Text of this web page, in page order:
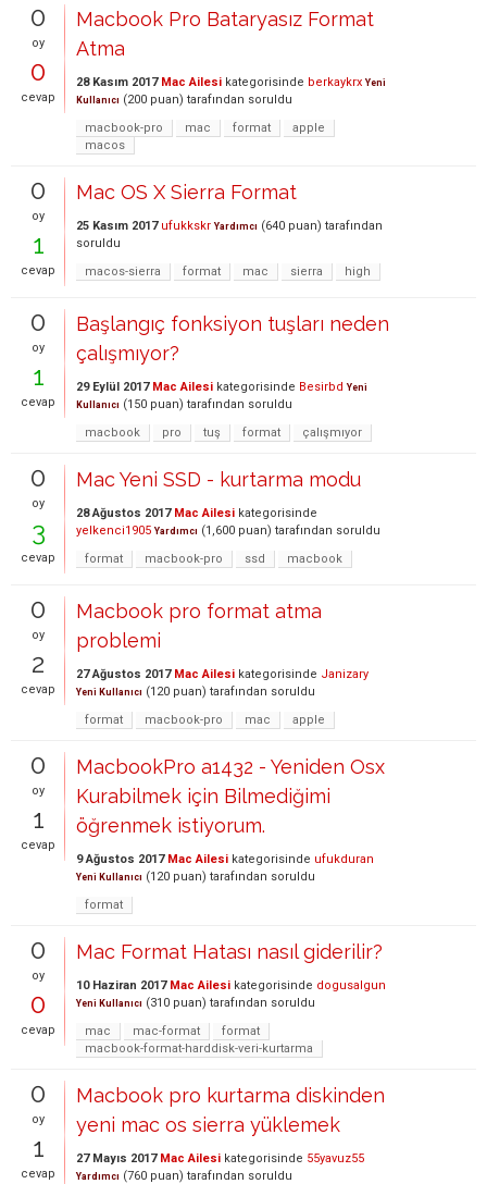
0
oy
0
cevap
Macbook Pro Bataryasız Format
Atma
28 Kasım 2017 Mac Ailesi kategorisinde berkaykrx Yeni
Kullanıcı (200 puan) tarafından soruldu
macbook-pro
mac format
apple
macos
0
oy
1
cevap
Mac OS X Sierra Format
25 Kasım 2017 ufukkskr Yardımcı (640 puan) tarafından
soruldu
macos-sierra
format mac sierra high
0
oy
1
cevap
Başlangıç fonksiyon tuşları neden
çalışmıyor?
29 Eylül 2017 Mac Ailesi kategorisinde Besirbd Yeni
Kullanıcı (150 puan) tarafından soruldu
macbook
pro tuş format çalışmıyor
0
oy
3
cevap
Mac Yeni SSD - kurtarma modu
28 Ağustos 2017 Mac Ailesi kategorisinde
yelkenci1905 Yardımcı (1,600 puan) tarafından soruldu
format
macbook-pro ssd macbook
0
oy
2
cevap
Macbook pro format atma
problemi
27 Ağustos 2017 Mac Ailesi kategorisinde Janizary
Yeni Kullanıcı (120 puan) tarafından soruldu
format
macbook-pro mac apple
0
oy
1
cevap
MacbookPro a1432 - Yeniden Osx
Kurabilmek için Bilmediğimi
öğrenmek istiyorum.
9 Ağustos 2017 Mac Ailesi kategorisinde ufukduran
Yeni Kullanıcı (120 puan) tarafından soruldu
format
0
oy
0
cevap
Mac Format Hatası nasıl giderilir?
10 Haziran 2017 Mac Ailesi kategorisinde dogusalgun
Yeni Kullanıcı (310 puan) tarafından soruldu
mac
mac-format
format
macbook-format-harddisk-veri-kurtarma
0
oy
1
cevap
Macbook pro kurtarma diskinden
yeni mac os sierra yüklemek
27 Mayıs 2017 Mac Ailesi kategorisinde 55yavuz55
Yardımcı (760 puan) tarafından soruldu